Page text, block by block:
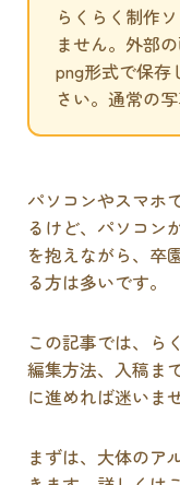
らくらく制作
ません。外部
png形式で保存
さい。通常の
パソコンやスマホ
るけど、パソコン
を抱えながら、卒
る方は多いです。
この記事では、ら
編集方法、入稿ま
に進めれば迷いま
まずは、大体のア